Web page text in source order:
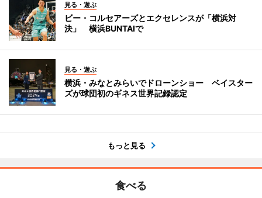
見る・遊ぶ
ビー・コルセアーズとエクセレンスが「横浜対
決」 横浜BUNTAIで
見る・遊ぶ
横浜・みなとみらいでドローンショー ベイスター
ズが球団初のギネス世界記録認定
もっと見る
食べる